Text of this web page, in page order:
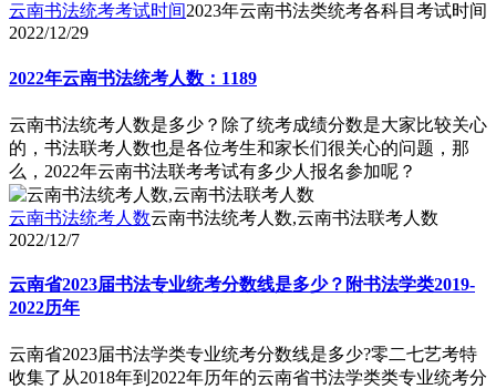
云南书法统考考试时间2023年云南书法类统考各科目考试时间
2022/12/29
2022年云南书法统考人数：1189
云南书法统考人数是多少？除了统考成绩分数是大家比较关心
的，书法联考人数也是各位考生和家长们很关心的问题，那
么，2022年云南书法联考考试有多少人报名参加呢？
云南书法统考人数云南书法统考人数,云南书法联考人数
2022/12/7
云南省2023届书法专业统考分数线是多少？附书法学类2019-
2022历年
云南省2023届书法学类专业统考分数线是多少?零二七艺考特
收集了从2018年到2022年历年的云南省书法学类类专业统考分